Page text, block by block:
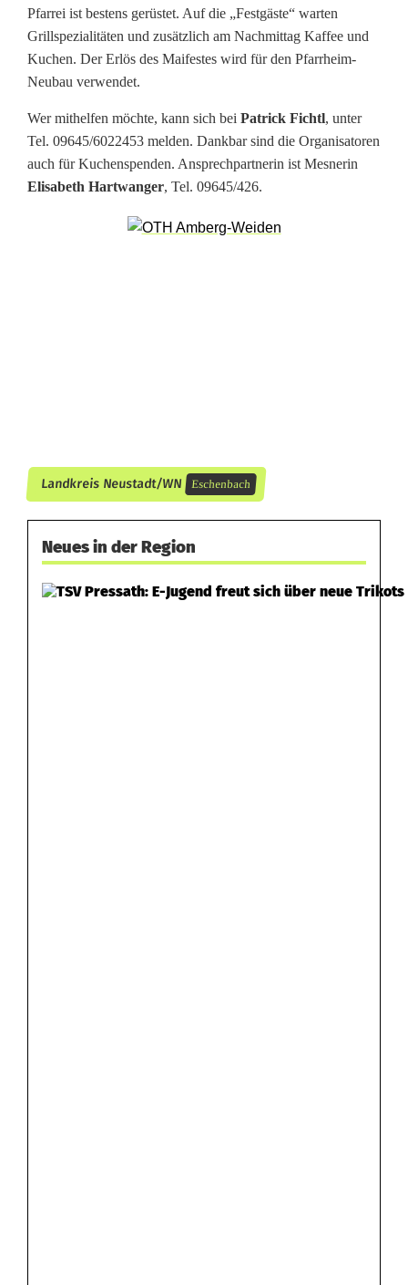
a
c
h
e
r
P
t
e
Pfarrei ist bestens gerüstet. Auf die „Festgäste“ warten
Grillspezialitäten und zusätzlich am Nachmittag Kaffee und
Kuchen. Der Erlös des Maifestes wird für den Pfarrheim-
Neubau verwendet.
Wer mithelfen möchte, kann sich bei Patrick Fichtl, unter
Tel. 09645/6022453 melden. Dankbar sind die Organisatoren
auch für Kuchenspenden. Ansprechpartnerin ist Mesnerin
Elisabeth Hartwanger, Tel. 09645/426.
Landkreis Neustadt/WN Eschenbach
Neues in der Region